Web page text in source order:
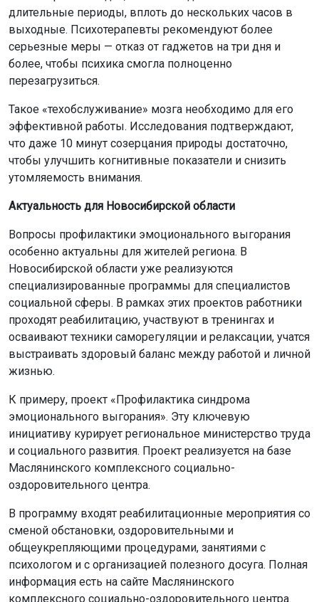
длительные периоды, вплоть до нескольких часов в
выходные. Психотерапевты рекомендуют более
серьезные меры — отказ от гаджетов на три дня и
более, чтобы психика смогла полноценно
перезагрузиться.
Такое «техобслуживание» мозга необходимо для его
эффективной работы. Исследования подтверждают,
что даже 10 минут созерцания природы достаточно,
чтобы улучшить когнитивные показатели и снизить
утомляемость внимания.
Актуальность для Новосибирской области
Вопросы профилактики эмоционального выгорания
особенно актуальны для жителей региона. В
Новосибирской области уже реализуются
специализированные программы для специалистов
социальной сферы. В рамках этих проектов работники
проходят реабилитацию, участвуют в тренингах и
осваивают техники саморегуляции и релаксации, учатся
выстраивать здоровый баланс между работой и личной
жизнью.
К примеру, проект «Профилактика синдрома
эмоционального выгорания». Эту ключевую
инициативу курирует региональное министерство труда
и социального развития. Проект реализуется на базе
Маслянинского комплексного социально-
оздоровительного центра.
В программу входят реабилитационные мероприятия со
сменой обстановки, оздоровительными и
общеукрепляющими процедурами, занятиями с
психологом и с организацией полезного досуга. Полная
информация есть на сайте Маслянинского
комплексного социально-оздоровительного центра.